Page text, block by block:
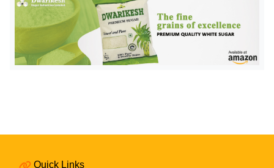
र
मि
ल
ल
Quick Links